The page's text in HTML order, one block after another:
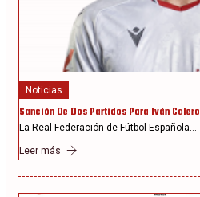
Noticias
Sanción De Dos Partidos Para Iván Calero
La Real Federación de Fútbol Española…
Leer más